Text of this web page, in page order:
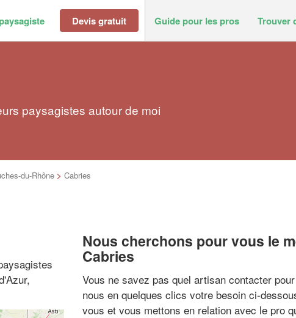
Devis gratuit Guide pour les pros Trouver
paysagistes autour de moi
du-Rhône > Cabries
Nous cherchons pour vous le
Cabries
Vous ne savez pas quel artisan contacter
nous en quelques clics votre besoin ci-
vous et vous mettons en relation avec le pro